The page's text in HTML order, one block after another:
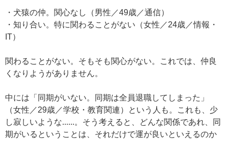
・犬猿の仲。関心なし（男性／49歳／通信）
・知り合い。特に関わることがない（女性／24歳／情報・
IT）
関わることがない。そもそも関心がない。これでは、仲良
くなりようがありません。
中には「同期がいない。同期は全員退職してしまった」
（女性／29歳／学校・教育関連）という人も。これも、少
し寂しいような......。そう考えると、どんな関係であれ、同
期がいるということは、それだけで運が良いといえるのか